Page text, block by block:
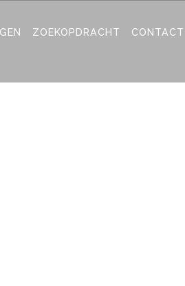
ZOEKOPDRACHT CONTACT